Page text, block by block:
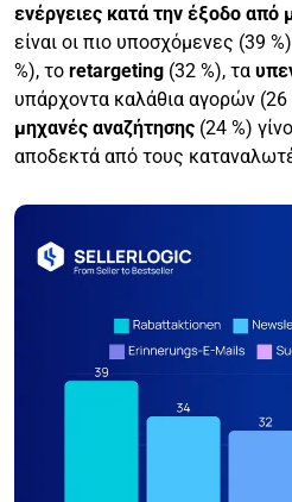
ενέργειες κατά την έξοδο από
είναι οι πιο υποσχόμενες (39
%), το retargeting (32 %), τα
υπάρχοντα καλάθια αγορών (26
μηχανές αναζήτησης (24 %)
αποδεκτά από τους